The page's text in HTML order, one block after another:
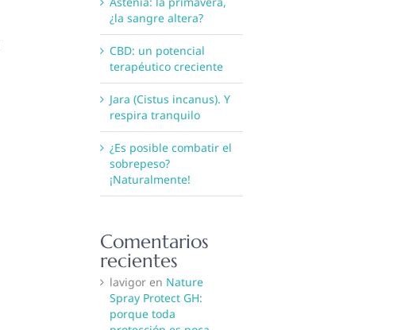
¿la sangre altera?
CBD: un potencial
terapéutico creciente
Jara (Cistus incanus). Y
respira tranquilo
¿Es posible combatir el
sobrepeso?
¡Naturalmente!
Comentarios
recientes
lavigor en Nature
Spray Protect GH:
porque toda